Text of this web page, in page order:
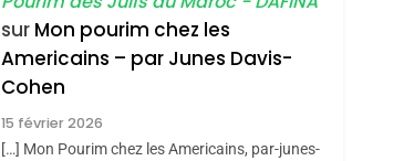
Consacrés Produits
Du Terroir
DAFINA MAROC
Oeil Ravageur –
sur Mon pourim chez les
Americains – par Junes Davis-
Cohen
15 février 2026
[…] Mon Pourim chez les Americains, par-junes-